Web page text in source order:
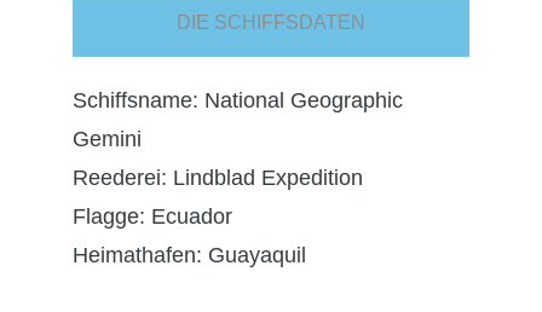
DIE SCHIFFSDATEN
Schiffsname: National Geographic
Gemini
Reederei: Lindblad Expedition
Flagge: Ecuador
Heimathafen: Guayaquil